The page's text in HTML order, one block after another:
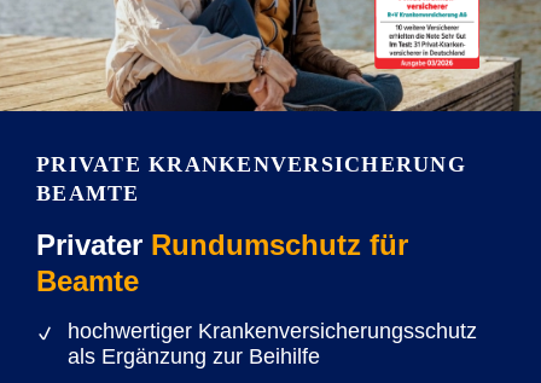
PRIVATE KRANKEN­VERSICHERUNG
BEAMTE
Privater Rundumschutz für
Beamte
hochwertiger Krankenversicherungsschutz
als Ergänzung zur Beihilfe